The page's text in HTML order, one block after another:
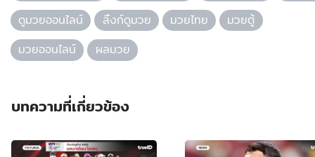
ดูมวยออนไลน์
ลิ้งก์ดูมวย มวยไทย
มวยตู้
มวยออนไลน์
ผลมวย
บทความที่เกี่ยวข้อง